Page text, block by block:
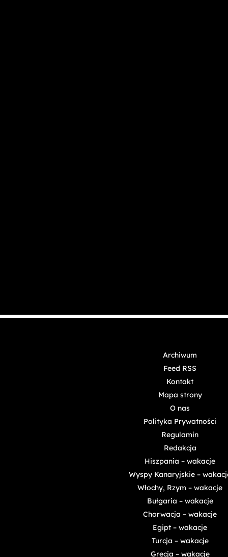
Archiwum
Feed RSS
Kontakt
Mapa strony
O nas
Polityka Prywatności
Regulamin
Redakcja
Hiszpania – wakacje
Wyspy Kanaryjskie –
Włochy, Rzym – wakacje
Bułgaria – wakacje
Chorwacja – wakacje
Egipt – wakacje
Turcja – wakacje
Grecja – wakacje